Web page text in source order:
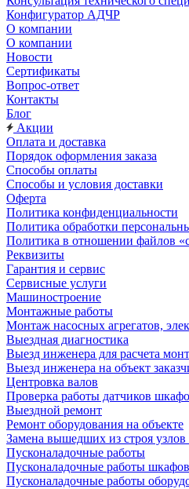
Конфигуратор АДЧР
О компании
О компании
Новости
Сертификаты
Вопрос-ответ
Контакты
Блог
Акции
Оплата и доставка
Порядок оформления заказа
Способы оплаты
Способы и условия доставки
Оферта
Политика конфиденциальности
Политика обработки
Политика в отношении файлов
Реквизиты
Гарантия и сервис
Сервисные услуги
Машиностроение
Монтажные работы
Монтаж насосных агрегатов,
Выездная диагностика
Выезд инженера для расчета
Выезд инженера на объект
Центровка валов
Проверка работы датчиков
Выездной ремонт
Ремонт оборудования на объекте
Замена вышедших из строя узлов
Пусконаладочные работы
Пусконаладочные работы
Пусконаладочные работы